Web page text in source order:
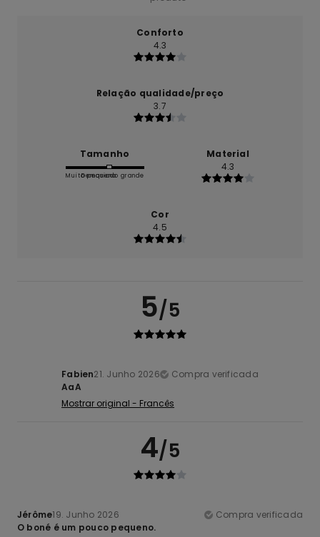
Conforto
4.3
Relação qualidade/preço
3.7
Tamanho
Muito pequeno
Demasiado grande
Material
4.3
Cor
4.5
5/5
Fabien21. Junho 2026
Compra verificada
AaA
Mostrar original - Francês
4/5
Jérôme19. Junho 2026
Compra verificada
O boné é um pouco pequeno.